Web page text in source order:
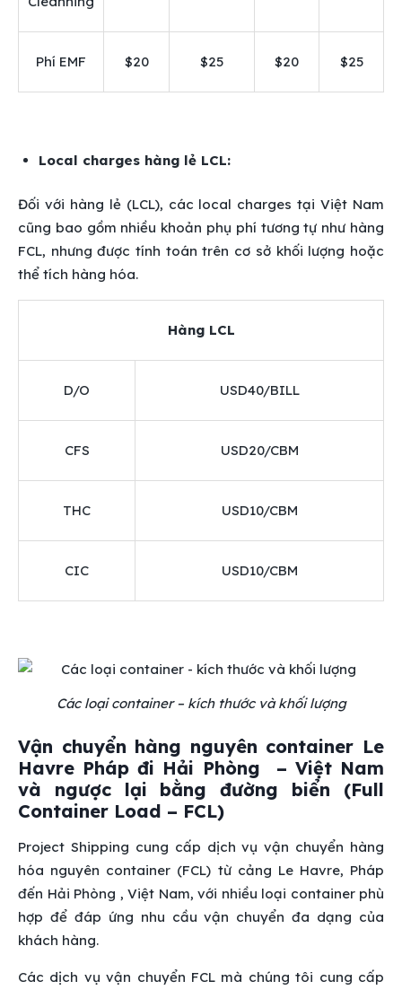
Phí EMF $20 $25 $20 $25
Local charges hàng lẻ LCL:
Đối với hàng lẻ (LCL), các local charges tại Việt Nam
cũng bao gồm nhiều khoản phụ phí tương tự như hàng
FCL, nhưng được tính toán trên cơ sở khối lượng hoặc
thể tích hàng hóa.
Hàng LCL
D/O USD40/BILL
CFS USD20/CBM
THC USD10/CBM
CIC USD10/CBM
Các loại container – kích thước và khối lượng
Vận chuyển hàng nguyên container Le
Havre Pháp đi Hải Phòng – Việt Nam
và ngược lại bằng đường biển (Full
Container Load – FCL)
Project Shipping cung cấp dịch vụ vận chuyển hàng
hóa nguyên container (FCL) từ cảng Le Havre, Pháp
đến Hải Phòng , Việt Nam, với nhiều loại container phù
hợp để đáp ứng nhu cầu vận chuyển đa dạng của
khách hàng.
Các dịch vụ vận chuyển FCL mà chúng tôi cung cấp